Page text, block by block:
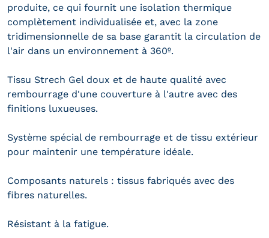
produite, ce qui fournit une isolation thermique
complètement individualisée et, avec la zone
tridimensionnelle de ​​sa base garantit la circulation de
l'air dans un environnement à 360º.
Tissu Strech Gel doux et de haute qualité avec
rembourrage d'une couverture à l'autre avec des
finitions luxueuses.
Système spécial de rembourrage et de tissu extérieur
pour maintenir une température idéale.
Composants naturels : tissus fabriqués avec des
fibres naturelles.
Résistant à la fatigue.